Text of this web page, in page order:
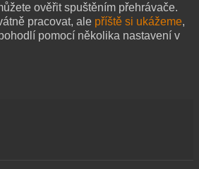
ověřit spuštěním přehrávače.
pracovat, ale příště si ukážeme,
pomocí několika nastavení v